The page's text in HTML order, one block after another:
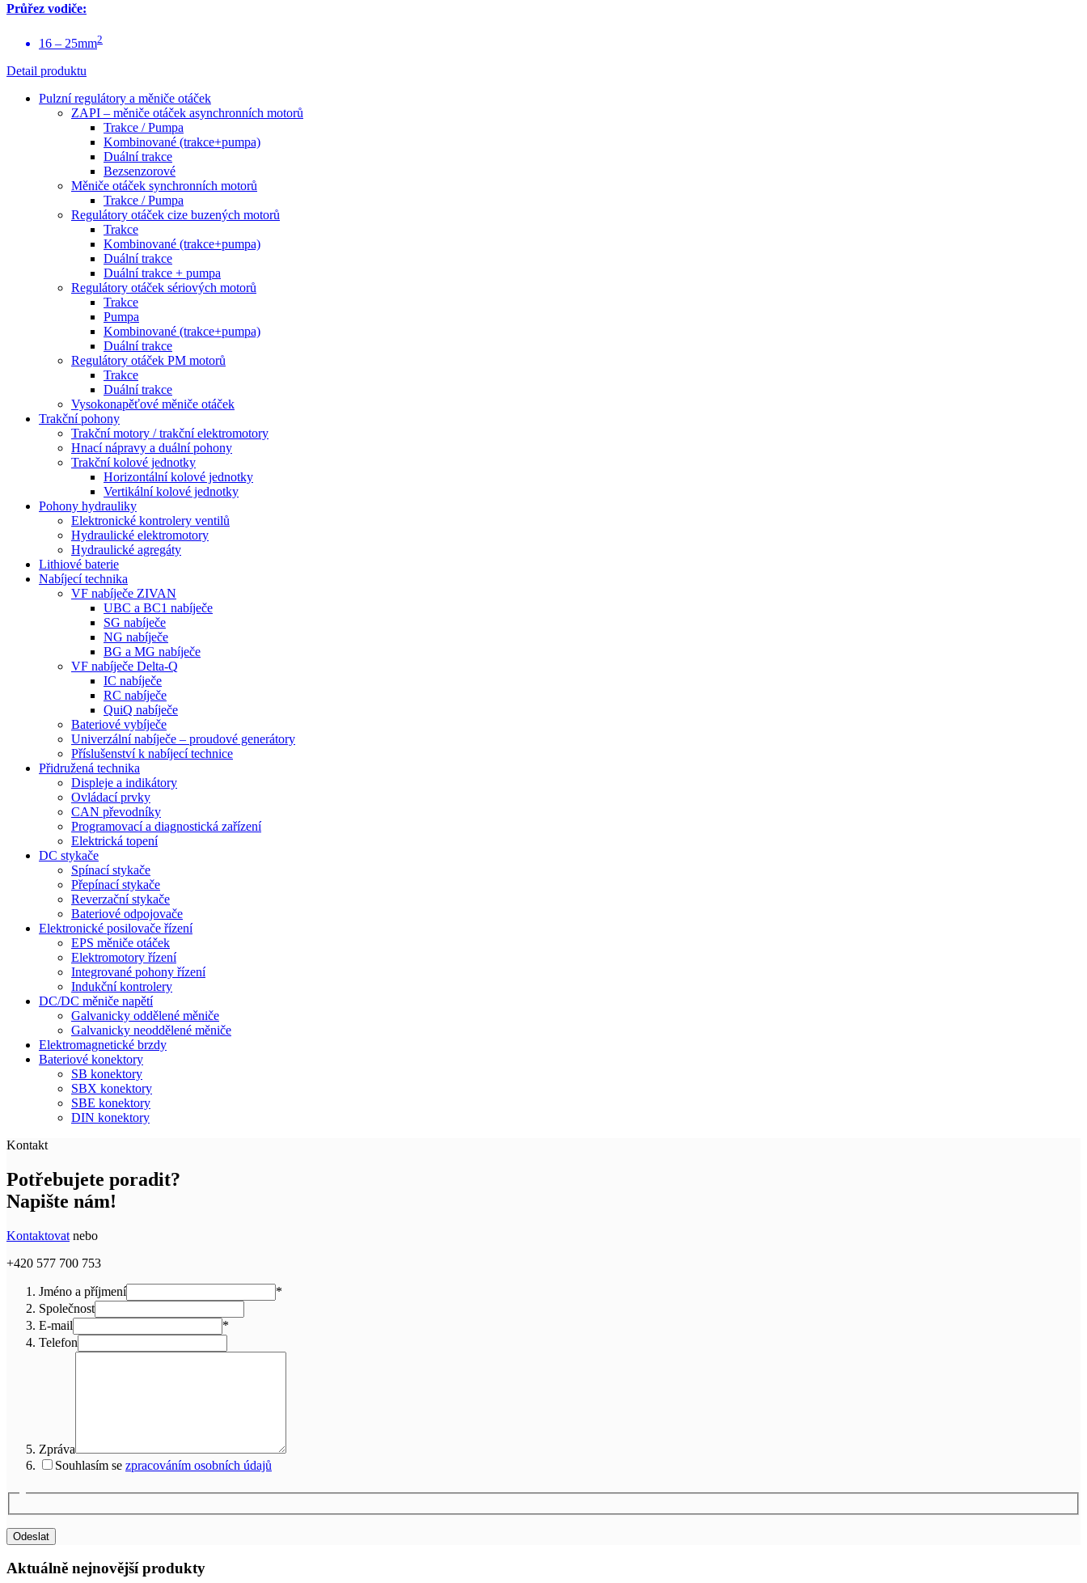
Průřez vodiče:
16 – 25mm2
Detail produktu
Pulzní regulátory a měniče otáček
ZAPI – měniče otáček asynchronních motorů
Trakce / Pumpa
Kombinované (trakce+pumpa)
Duální trakce
Bezsenzorové
Měniče otáček synchronních motorů
Trakce / Pumpa
Regulátory otáček cize buzených motorů
Trakce
Kombinované (trakce+pumpa)
Duální trakce
Duální trakce + pumpa
Regulátory otáček sériových motorů
Trakce
Pumpa
Kombinované (trakce+pumpa)
Duální trakce
Regulátory otáček PM motorů
Trakce
Duální trakce
Vysokonapěťové měniče otáček
Trakční pohony
Trakční motory / trakční elektromotory
Hnací nápravy a duální pohony
Trakční kolové jednotky
Horizontální kolové jednotky
Vertikální kolové jednotky
Pohony hydrauliky
Elektronické kontrolery ventilů
Hydraulické elektromotory
Hydraulické agregáty
Lithiové baterie
Nabíjecí technika
VF nabíječe ZIVAN
UBC a BC1 nabíječe
SG nabíječe
NG nabíječe
BG a MG nabíječe
VF nabíječe Delta-Q
IC nabíječe
RC nabíječe
QuiQ nabíječe
Bateriové vybíječe
Univerzální nabíječe – proudové generátory
Příslušenství k nabíjecí technice
Přidružená technika
Displeje a indikátory
Ovládací prvky
CAN převodníky
Programovací a diagnostická zařízení
Elektrická topení
DC stykače
Spínací stykače
Přepínací stykače
Reverzační stykače
Bateriové odpojovače
Elektronické posilovače řízení
EPS měniče otáček
Elektromotory řízení
Integrované pohony řízení
Indukční kontrolery
DC/DC měniče napětí
Galvanicky oddělené měniče
Galvanicky neoddělené měniče
Elektromagnetické brzdy
Bateriové konektory
SB konektory
SBX konektory
SBE konektory
DIN konektory
Kontakt
Potřebujete poradit?
Napište nám!
Kontaktovat nebo
+420 577 700 753
Jméno a příjmení
*
Společnost
E-mail
*
Telefon
Zpráva
Souhlasím se zpracováním osobních údajů
Aktuálně nejnovější produkty